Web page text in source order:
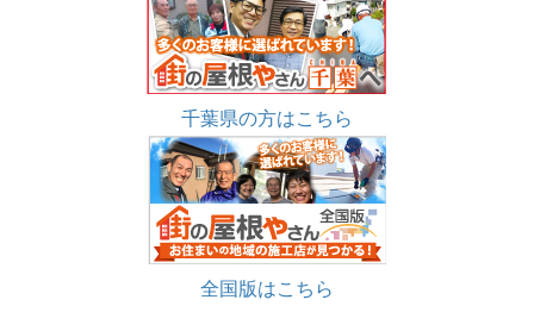
千葉県の方はこちら
全国版はこちら